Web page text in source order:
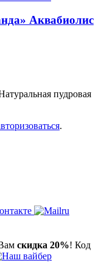
Аквабиолис
пудровая
.
скидка 20%! Код